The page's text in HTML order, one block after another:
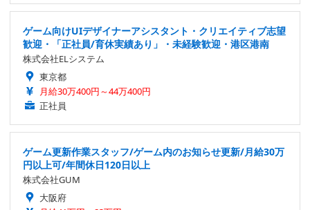
ゲーム向けUIデザイナーアシスタント・クリエイティブ志望
歓迎・「正社員/育休実績あり」・未経験歓迎・港区港南
株式会社ELシステム
東京都
月給30万400円～44万400円
正社員
ゲーム更新作業スタッフ/ゲーム内のお知らせ更新/月給30万
円以上可/年間休日120日以上
株式会社GUM
大阪府